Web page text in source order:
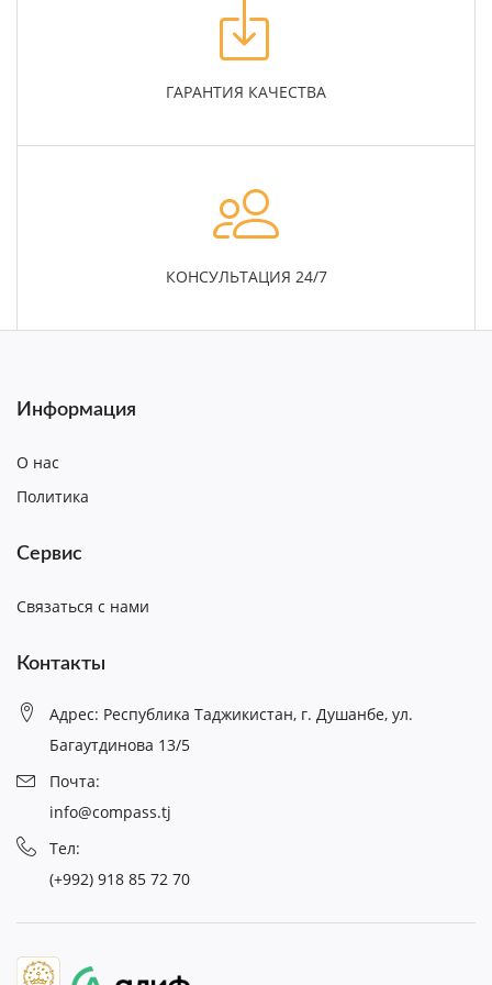
ГАРАНТИЯ КАЧЕСТВА
КОНСУЛЬТАЦИЯ 24/7
Информация
О нас
Политика
Сервис
Связаться с нами
Контакты
Адрес: Республика Таджикистан, г. Душанбе, ул.
Багаутдинова 13/5
Почта:
info@compass.tj
Тел:
(+992) 918 85 72 70